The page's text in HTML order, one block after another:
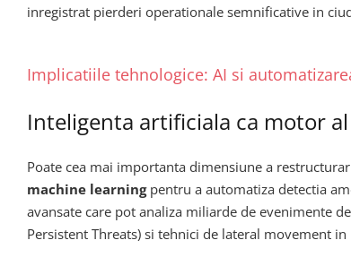
inregistrat pierderi operationale semnificative in
Implicatiile tehnologice: AI si
Inteligenta artificiala ca motor
Poate cea mai importanta dimensiune a
machine learningpentru a automatiza detectia
avansate care pot analiza miliarde de evenimente
Persistent Threats) si tehnici de lateral movement